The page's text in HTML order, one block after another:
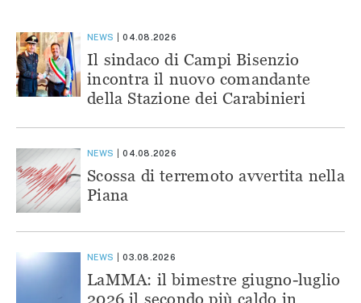
NEWS 04.08.2026
Il sindaco di Campi Bisenzio
incontra il nuovo comandante
della Stazione dei Carabinieri
NEWS 04.08.2026
Scossa di terremoto avvertita nella
Piana
NEWS 03.08.2026
LaMMA: il bimestre giugno-luglio
2026 il secondo più caldo in